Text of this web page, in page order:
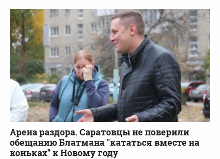
Арена раздора. Саратовцы не поверили
обещанию Блатмана "кататься вместе на
коньках" к Новому году